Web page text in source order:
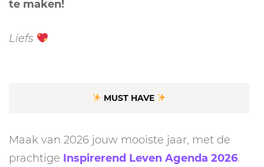
te maken!
Liefs
MUST HAVE
Maak van 2026 jouw mooiste jaar, met de
prachtige Inspirerend Leven Agenda 2026.